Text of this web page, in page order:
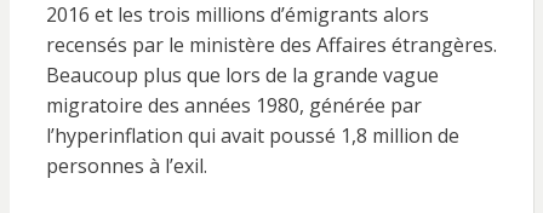
2016 et les trois millions d’émigrants alors
recensés par le ministère des Affaires étrangères.
Beaucoup plus que lors de la grande vague
migratoire des années 1980, générée par
l’hyperinflation qui avait poussé 1,8 million de
personnes à l’exil.